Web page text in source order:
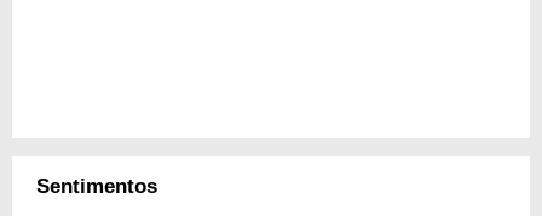
Sentimentos